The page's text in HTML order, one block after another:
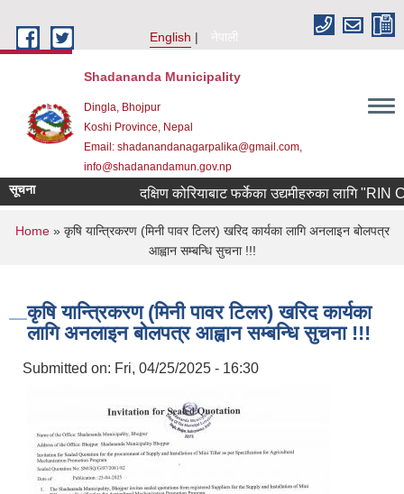
English
नेपाली
Shadananda Municipality
Dingla, Bhojpur
Koshi Province, Nepal
Email: shadanandanagarpalika@gmail.com,
info@shadanandamun.gov.np
सूचना दक्षिण कोरियाबाट फर्केका उद्यमीहरुका लागि "RIN
You are here
Home» कृषि यान्त्रिकरण (मिनी पावर टिलर) खरिद कार्यका लागि अनलाइन बोलपत्र
आह्वान सम्बन्धि सुचना !!!
कृषि यान्त्रिकरण (मिनी पावर टिलर) खरिद कार्यका
लागि अनलाइन बोलपत्र आह्वान सम्बन्धि सुचना !!!
Submitted on: Fri, 04/25/2025 - 16:30